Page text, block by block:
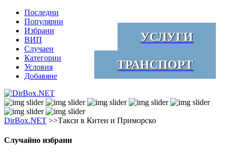
Последни
Популярни
Избрани
ВИП
Случаен
Категории
Условия
Добавяне
УСЛУГИ
ТРАНСПОРТ
DirBox.NET >>Такси в Китен и Приморско
Случайно избрани